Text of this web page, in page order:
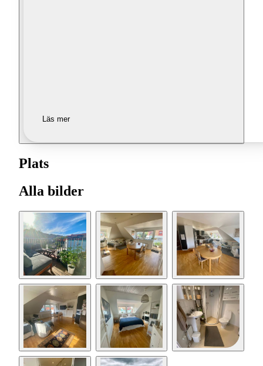
Läs mer
Plats
Alla bilder